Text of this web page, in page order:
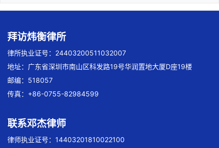
拜访炜衡律所
律所执业证号：24403200511032007
地址：广东省深圳市南山区科发路19号华润置地大厦D座19楼
邮编：518057
传真：+86-0755-82984599
联系邓杰律师
律师执业证号：14403201810022100